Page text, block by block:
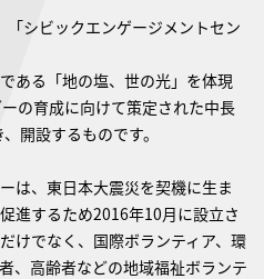
シビックエンゲージメントセン
ある「地の塩、世の光」を体現
の育成に向けて策定された中長
開設するものです。
は、東日本大震災を契機に生ま
進するため2016年10月に設立さ
けでなく、国際ボランティア、環
、高齢者などの地域福祉ボランテ